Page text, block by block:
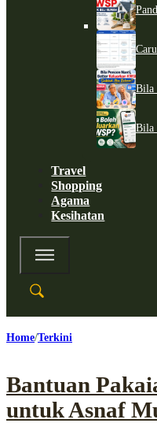
Bila
Bila
Travel
Shopping
Agama
Kesihatan
Home Terkini
Bantuan
untuk Asnaf